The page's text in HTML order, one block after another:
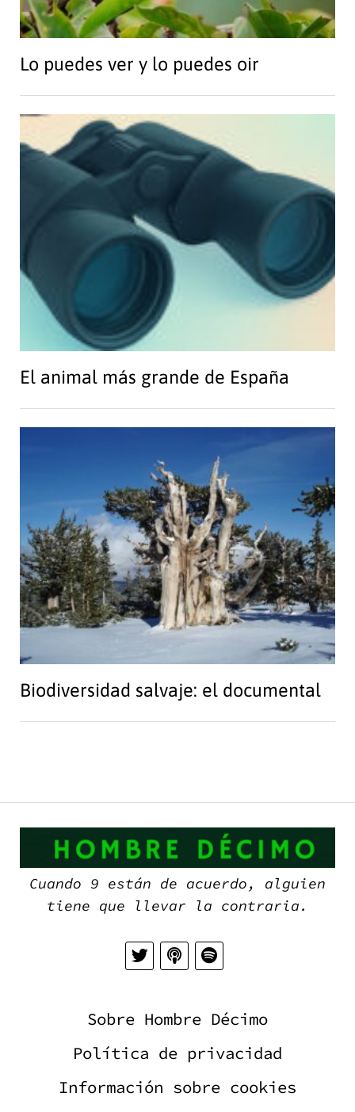
Lo puedes ver y lo puedes oir
El animal más grande de España
Biodiversidad salvaje: el documental
Cuando 9 están de acuerdo, alguien
tiene que llevar la contraria.
Sobre Hombre Décimo
Política de privacidad
Información sobre cookies